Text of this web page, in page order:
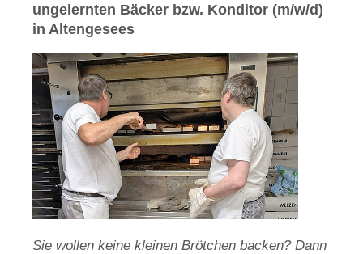
ungelernten Bäcker bzw. Konditor (m/w/d)
in Altengesees
Sie wollen keine kleinen Brötchen backen? Dann